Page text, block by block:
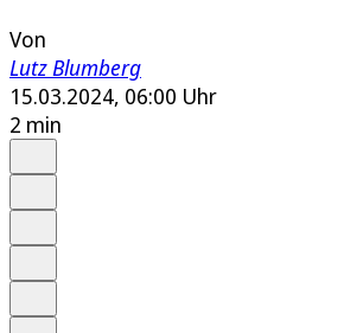
Von
Lutz Blumberg
15.03.2024, 06:00 Uhr
2 min